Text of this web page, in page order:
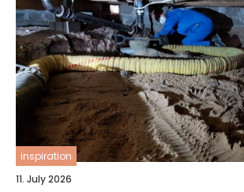
inspiration
11. July 2026